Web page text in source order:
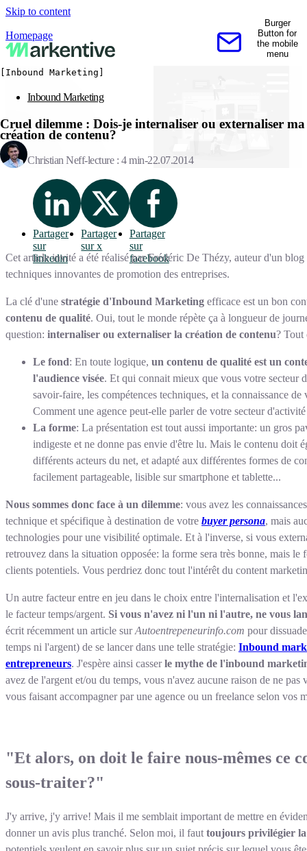
Skip to content
Homepage
Contactez-nous
Burger
Button for
the mobile
menu
[Inbound Marketing]
Inbound Marketing
Cruel dilemme : Dois-je internaliser ou externaliser ma
création de contenu?
Christian Neff lecture : 4 min 22.07.2014
Partager
sur
linkedin
Partager
sur x
Partager
sur
facebook
Cet article invité a été réalisé par Frédéric De Thézy, auteur d'un
techniques innovantes de promotion des entreprises.
La clé d'une stratégie d'Inbound Marketing efficace est un bon
contenu de qualité. Oui, tout le monde répète ça à longueur de
question: internaliser ou externaliser la création de contenu? Tout
Le fond: En toute logique, un contenu de qualité est un
l'audience visée. Et qui connait mieux que vous votre secteur
savoir-faire, les compétences techniques, et la connaissance
Comment une agence peut-elle parler de votre secteur
La forme: La présentation est tout aussi importante: un gros
indigeste et ne donne pas envie d'être lu. Mais le contenu doit
différents acteurs du net, et adapté aux différentes formes de
facilement partageable, lisible sur smartphone et tablette...
Nous sommes donc face à un dilemme: vous avez les
technique et spécifique à destination de votre buyer persona, mais
technologies pour une visibilité optimale. Et à l'inverse, si vous
retrouvez dans la situation opposée: la forme sera très bonne, mais
clients potentiels. Vous perdriez donc tout l'intérêt du content
Un autre facteur entre en jeu dans le choix entre l'internalisation et
le facteur temps/argent. Si vous n'avez ni l'un ni l'autre, ne vous
écrit récemment un article surAutoentrepeneurinfo.com pour
temps ni l'argent) de se lancer dans une telle stratégie: Inbound
entrepreneurs. J'espère ainsi casserle mythe de l'inbound
avez de l'argent et/ou du temps, vous n'avez aucune raison de ne
vous faisant accompagner par une agence ou un freelance selon vos
"Et alors, on doit le faire nous-mêmes ce
sous-traiter?"
J'y arrive, j'y arrive! Mais il me semblait important de mettre en
donner un avis plus tranché. Selon moi, il faut toujours privilégier